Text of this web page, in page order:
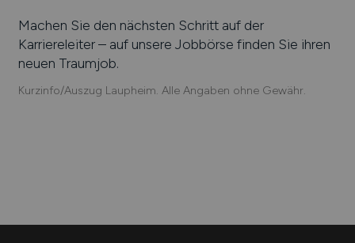
Machen Sie den nächsten Schritt auf der
Karriereleiter – auf unsere Jobbörse finden Sie ihren
neuen Traumjob.
Kurzinfo/Auszug Laupheim. Alle Angaben ohne Gewähr.